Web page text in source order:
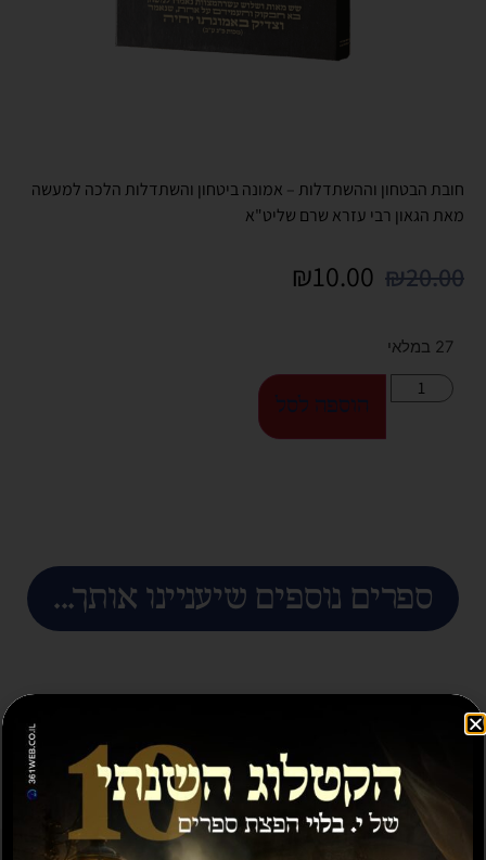
חובת הבטחון וההשתדלות – אמונה ביטחון והשתדלות הלכה למעשה
מאת הגאון רבי עזרא שרם שליט"א
₪20.00
₪10.00
27 במלאי
הוספה לסל
ספרים נוספים שיעניינו אותך...